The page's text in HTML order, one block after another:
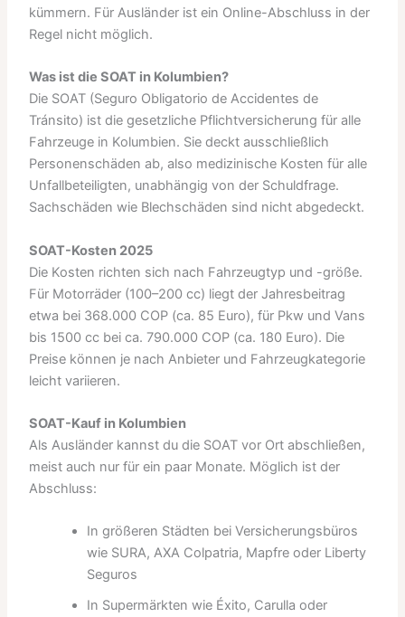
kümmern. Für Ausländer ist ein Online-Abschluss in der
Regel nicht möglich.
Was ist die SOAT in Kolumbien?
Die SOAT (Seguro Obligatorio de Accidentes de
Tránsito) ist die gesetzliche Pflichtversicherung für alle
Fahrzeuge in Kolumbien. Sie deckt ausschließlich
Personenschäden ab, also medizinische Kosten für alle
Unfallbeteiligten, unabhängig von der Schuldfrage.
Sachschäden wie Blechschäden sind nicht abgedeckt.
SOAT-Kosten 2025
Die Kosten richten sich nach Fahrzeugtyp und -größe.
Für Motorräder (100–200 cc) liegt der Jahresbeitrag
etwa bei 368.000 COP (ca. 85 Euro), für Pkw und Vans
bis 1500 cc bei ca. 790.000 COP (ca. 180 Euro). Die
Preise können je nach Anbieter und Fahrzeugkategorie
leicht variieren.
SOAT-Kauf in Kolumbien
Als Ausländer kannst du die SOAT vor Ort abschließen,
meist auch nur für ein paar Monate. Möglich ist der
Abschluss:
In größeren Städten bei Versicherungsbüros
wie SURA, AXA Colpatria, Mapfre oder Liberty
Seguros
In Supermärkten wie Éxito, Carulla oder